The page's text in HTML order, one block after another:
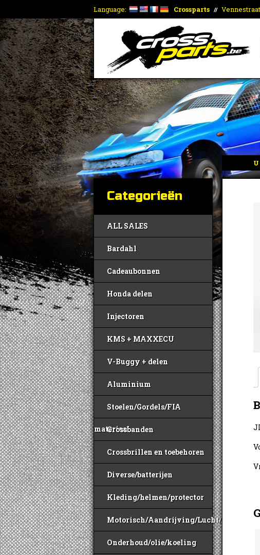
Language: Crossparts //
Categorieën
ALL SALES
Bardahl
Cadeaubonnen
Honda delen
Injectoren
KMS + MAXXECU
V-Buggy + delen
Aluminium
Stoelen/Gordels/FIA
materiaal
Crossbanden
Crossbrillen en toebehoren
Diverse/batterijen
Kleding/helmen/protector
Motorisch/Aandrijving/Lucht/Benzine
Onderhoud/olie/koeling